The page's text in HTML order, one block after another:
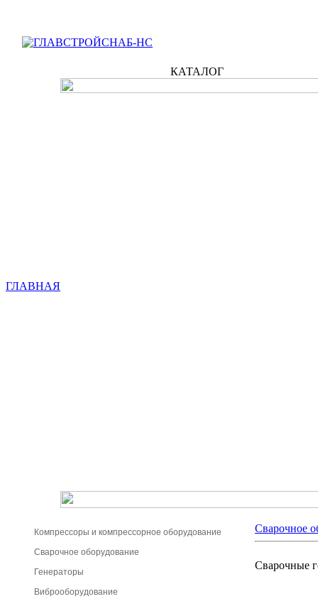
ГЛАВНАЯ
КАТАЛОГ
Компрессоры и компрессорное оборудование
Сварочное оборудование
Генераторы
Виброоборудование
Сварочное
Сварочные